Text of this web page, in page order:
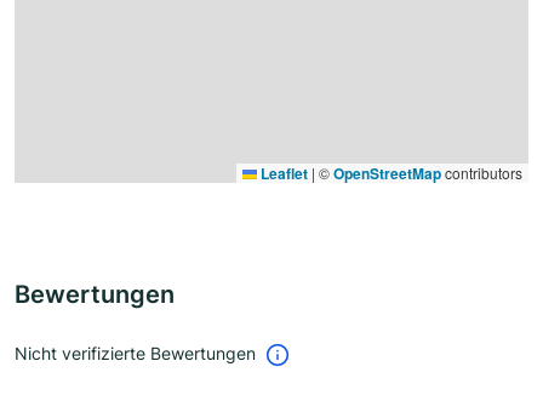
Leaflet | ©OpenStreetMapcontributors
Bewertungen
Nicht verifizierte Bewertungen